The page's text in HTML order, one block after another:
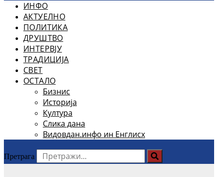
ИНФО
АКТУЕЛНО
ПОЛИТИКА
ДРУШТВО
ИНТЕРВЈУ
ТРАДИЦИЈА
СВЕТ
ОСТАЛО
Бизнис
Историја
Култура
Слика дана
Видовдан.инфо ин Енглисх
Претрага